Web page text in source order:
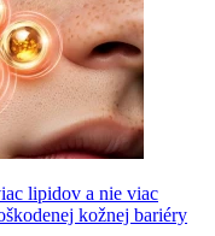
lipidov a nie viac
kožnej bariéry